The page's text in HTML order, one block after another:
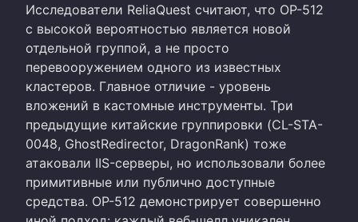
Исследователи ReliaQuest считают, что OP-512
с высокой вероятностью является новой
отдельной группой, а не просто
перевооружением одного из известных
кластеров. Главное отличие - уровень
вложений в кастомные инструменты. Три
предыдущие китайские группировки (CL-STA-
0048, GhostRedirector, DragonRank) тоже
атаковали IIS-серверы, но использовали более
примитивные или публично доступные
средства. OP-512 демонстрирует совершенно